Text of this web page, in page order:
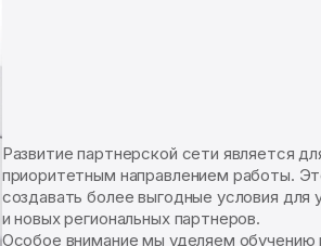
Развитие партнерской сети является
приоритетным направлением работы.
создавать более выгодные условия
и новых региональных партнеров.
Особое внимание мы уделяем обучению